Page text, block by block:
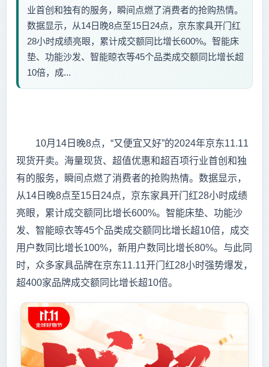
业首创和独有的服务，瞬间点燃了消费者的抢购热情。
数据显示，从14日晚8点至15日24点，京东家具开门红
28小时成绩亮眼，累计成交额同比增长600%。智能床
垫、功能沙发、智能晾衣等45个品类成交额同比增长超
10倍，成...
10月14日晚8点，“又便宜又好”的2024年京东11.11
现货开卖。海量现货、超值优惠和超百项行业首创和独
有的服务，瞬间点燃了消费者的抢购热情。数据显示，
从14日晚8点至15日24点，京东家具开门红28小时成绩
亮眼，累计成交额同比增长600%。智能床垫、功能沙
发、智能晾衣等45个品类成交额同比增长超10倍，成交
用户数同比增长100%，新用户数同比增长80%。与此同
时，众多家具品牌在京东11.11开门红28小时强势爆发，
超400家品牌成交额同比增长超10倍。